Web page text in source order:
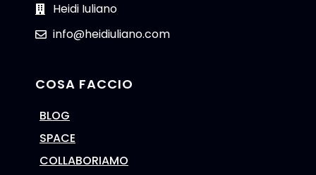
Heidi Iuliano
info@heidiuliano.com
COSA FACCIO
BLOG
SPACE
COLLABORIAMO